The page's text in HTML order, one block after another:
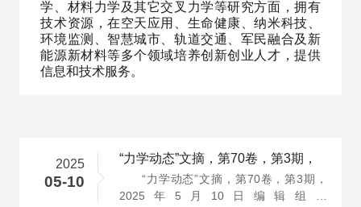
学、材料力学及其它交叉力学等研究方面，拥有
技术资源，在空天应用、生命健康、纳米科技、
环境监测、智慧城市、轨道交通、军民融合及新
能源新材料等多个领域培养创新创业人才，提供
信息和技术服务。
2025
05-10
“力学动态”文摘，第70卷，第3期，
“力学动态”文摘，第70卷，第3期，
2025年5月10日编辑组：